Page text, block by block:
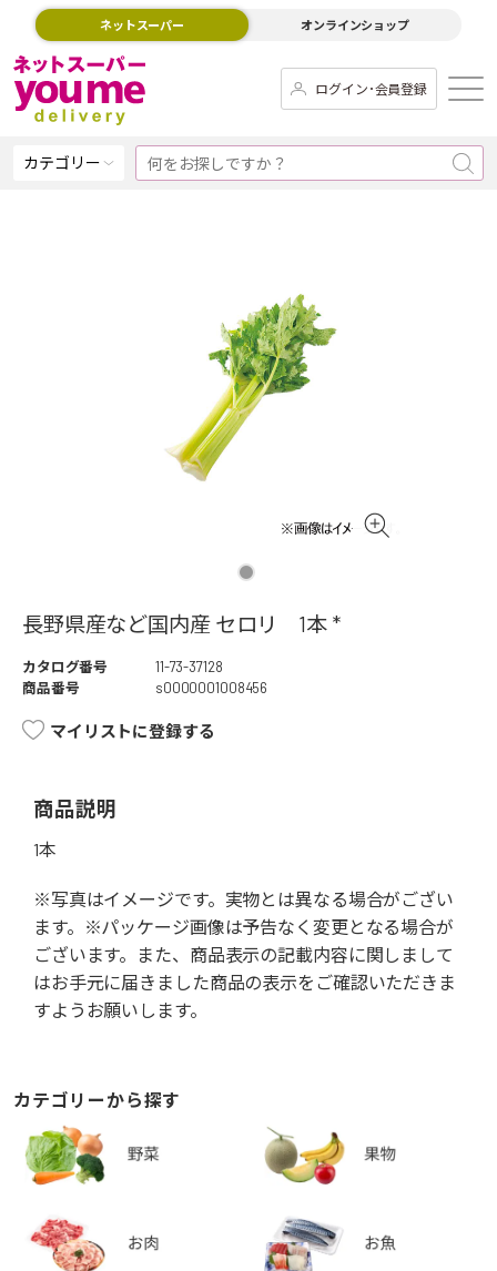
ネットスーパー オンラインショップ
ログイン･会員登録
カテゴリー
長野県産など国内産 セロリ 1本 *
カタログ番号
11-73-37128
商品番号
s0000001008456
マイリストに登録する
商品説明
1本
※写真はイメージです。実物とは異なる場合がござい
ます。※パッケージ画像は予告なく変更となる場合が
ございます。また、商品表示の記載内容に関しまして
はお手元に届きました商品の表示をご確認いただきま
すようお願いします。
カテゴリーから探す